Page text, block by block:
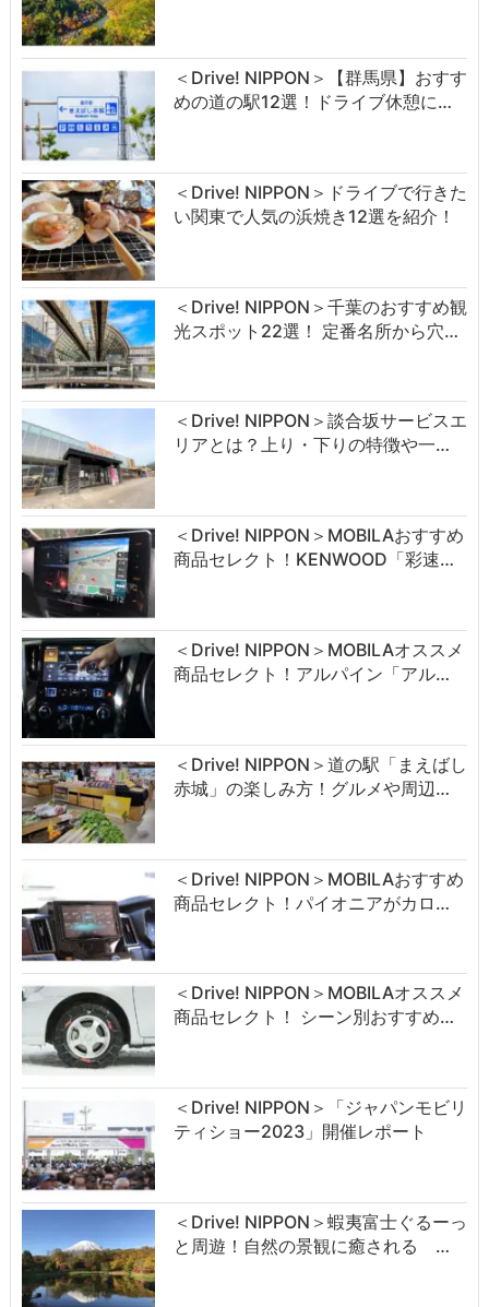
＜Drive! NIPPON＞【群馬県】おすす
めの道の駅12選！ドライブ休憩に…
＜Drive! NIPPON＞ドライブで行きた
い関東で人気の浜焼き12選を紹介！
＜Drive! NIPPON＞千葉のおすすめ観
光スポット22選！ 定番名所から穴…
＜Drive! NIPPON＞談合坂サービスエ
リアとは？上り・下りの特徴や一…
＜Drive! NIPPON＞MOBILAおすすめ
商品セレクト！KENWOOD「彩速…
＜Drive! NIPPON＞MOBILAオススメ
商品セレクト！アルパイン「アル…
＜Drive! NIPPON＞道の駅「まえばし
赤城」の楽しみ方！グルメや周辺…
＜Drive! NIPPON＞MOBILAおすすめ
商品セレクト！パイオニアがカロ…
＜Drive! NIPPON＞MOBILAオススメ
商品セレクト！ シーン別おすすめ…
＜Drive! NIPPON＞「ジャパンモビリ
ティショー2023」開催レポート
＜Drive! NIPPON＞蝦夷富士ぐるーっ
と周遊！自然の景観に癒される …